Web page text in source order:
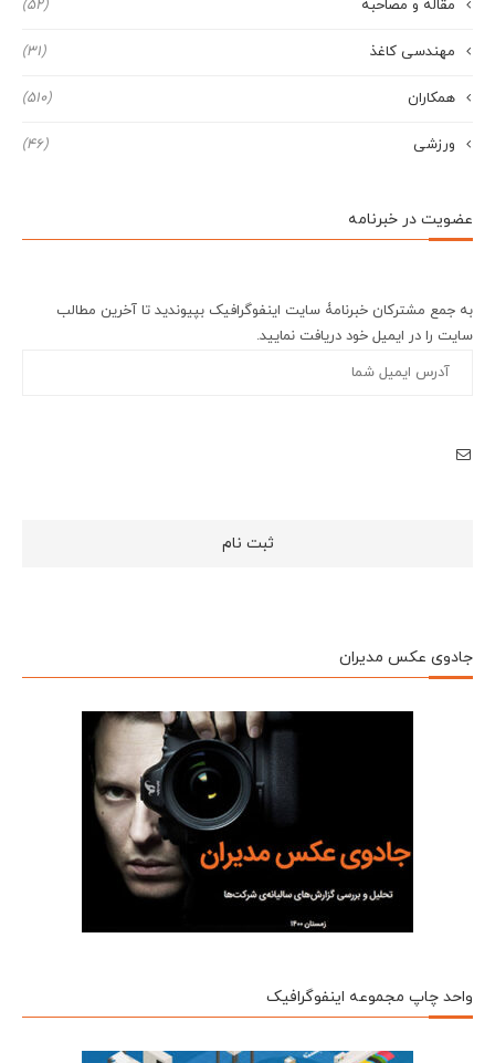
مقاله و مصاحبه (52)
مهندسی کاغذ (31)
همکاران (510)
ورزشی (46)
عضویت در خبرنامه
به جمع مشترکان خبرنامۀ سایت اینفوگرافیک بپیوندید تا آخرین مطالب
سایت را در ایمیل خود دریافت نمایید.
جادوی عکس مدیران
واحد چاپ مجموعه اینفوگرافیک